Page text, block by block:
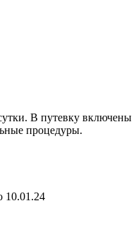
В путевку включены
процедуры.
10.01.24